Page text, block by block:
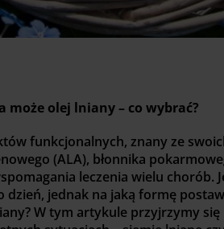
może olej lniany – co wybrać?
funkcjonalnych, znany ze
(ALA), błonnika
leczenia wielu chorób.
jednak na jaką formę
W tym artykule przyjrzymy się